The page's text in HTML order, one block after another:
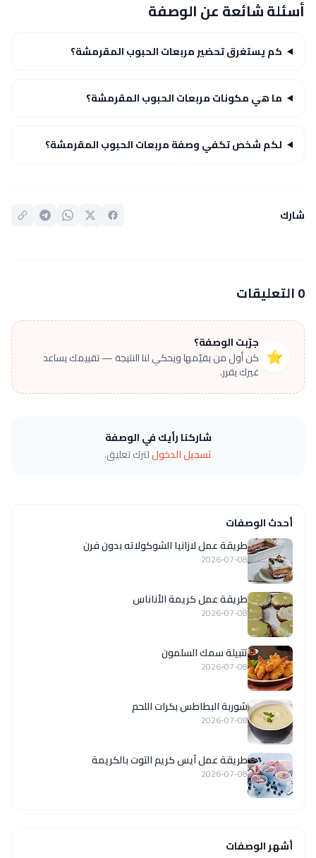
أسئلة شائعة عن الوصفة
كم يستغرق تحضير مربعات الحبوب المقرمشة؟
ما هي مكونات مربعات الحبوب المقرمشة؟
لكم شخص تكفي وصفة مربعات الحبوب المقرمشة؟
شارك
0 التعليقات
⭐
جرّبت الوصفة؟
كن أول من يقيّمها ويحكي لنا النتيجة — تقييمك يساعد
غيرك يقرر.
شاركنا رأيك في الوصفة
تسجيل الدخوللترك تعليق.
أحدث الوصفات
طريقة عمل لازانيا الشوكولاته بدون فرن
2026-07-08
طريقة عمل كريمة الأناناس
2026-07-08
تتبيلة سمك السلمون
2026-07-08
شوربة البطاطس بكرات اللحم
2026-07-08
طريقة عمل آيس كريم التوت بالكريمة
2026-07-08
أشهر الوصفات